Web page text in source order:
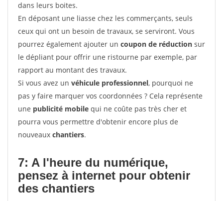
dans leurs boites.
En déposant une liasse chez les commerçants, seuls
ceux qui ont un besoin de travaux, se serviront. Vous
pourrez également ajouter un coupon de réduction sur
le dépliant pour offrir une ristourne par exemple, par
rapport au montant des travaux.
Si vous avez un véhicule professionnel, pourquoi ne
pas y faire marquer vos coordonnées ? Cela représente
une publicité mobile qui ne coûte pas très cher et
pourra vous permettre d'obtenir encore plus de
nouveaux chantiers.
7: A l'heure du numérique,
pensez à internet pour obtenir
des chantiers